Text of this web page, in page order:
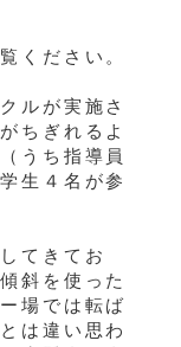
ください。
ルが実施さ
ちぎれるよ
うち指導員
生４名が参
てきてお
斜を使った
場では転ば
は違い思わ